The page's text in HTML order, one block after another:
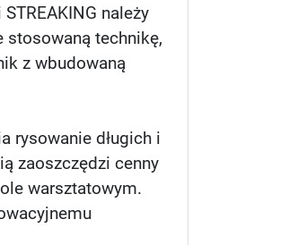
należy
stosowaną technikę,
z wbudowaną
rysowanie długich i
zaoszczędzi cenny
warsztatowym.